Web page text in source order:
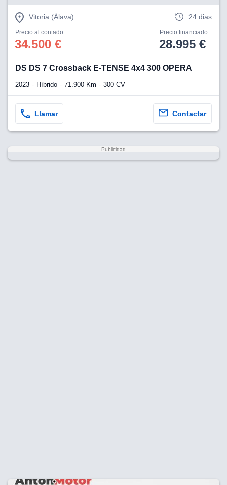
Vitoria (Álava) 24 dias
Precio al contado
34.500 €
Precio financiado
28.995 €
DS DS 7 Crossback E-TENSE 4x4 300 OPERA
2023 Híbrido 71.900 Km 300 CV
Llamar Contactar